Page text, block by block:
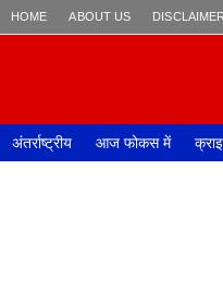
HOME ABOUT US DISCLAIMER
अंतर्राष्ट्रीय आज फोकस में